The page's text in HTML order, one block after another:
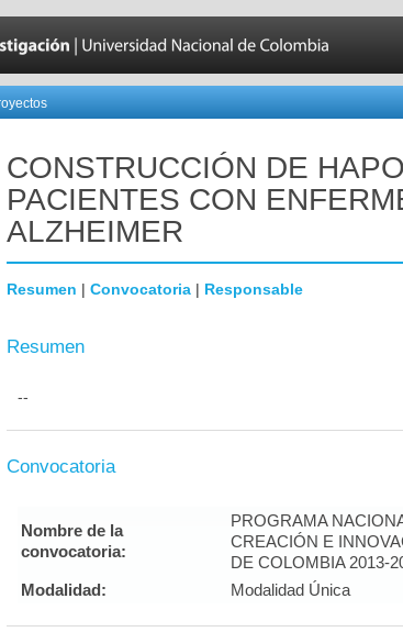
CONSTRUCCIÓN DE
PACIENTES CON
ALZHEIMER
Resumen | Convocatoria | Responsable
Resumen
--
Convocatoria
Nombre de la
convocatoria:
PROGRAMA
CREACIÓN E
DE COLOMBIA 2013-
Modalidad:
Modalidad Única